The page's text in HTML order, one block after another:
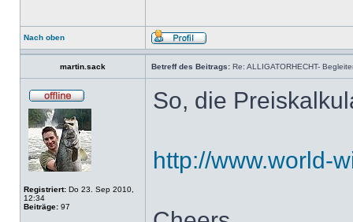
Nach oben
martin.sack Betreff des Beitrags: Re: ALLIGATORHECHT-
Registriert: Do 23. Sep 2010,
12:34
Beiträge: 97
So, die
http://www.world-